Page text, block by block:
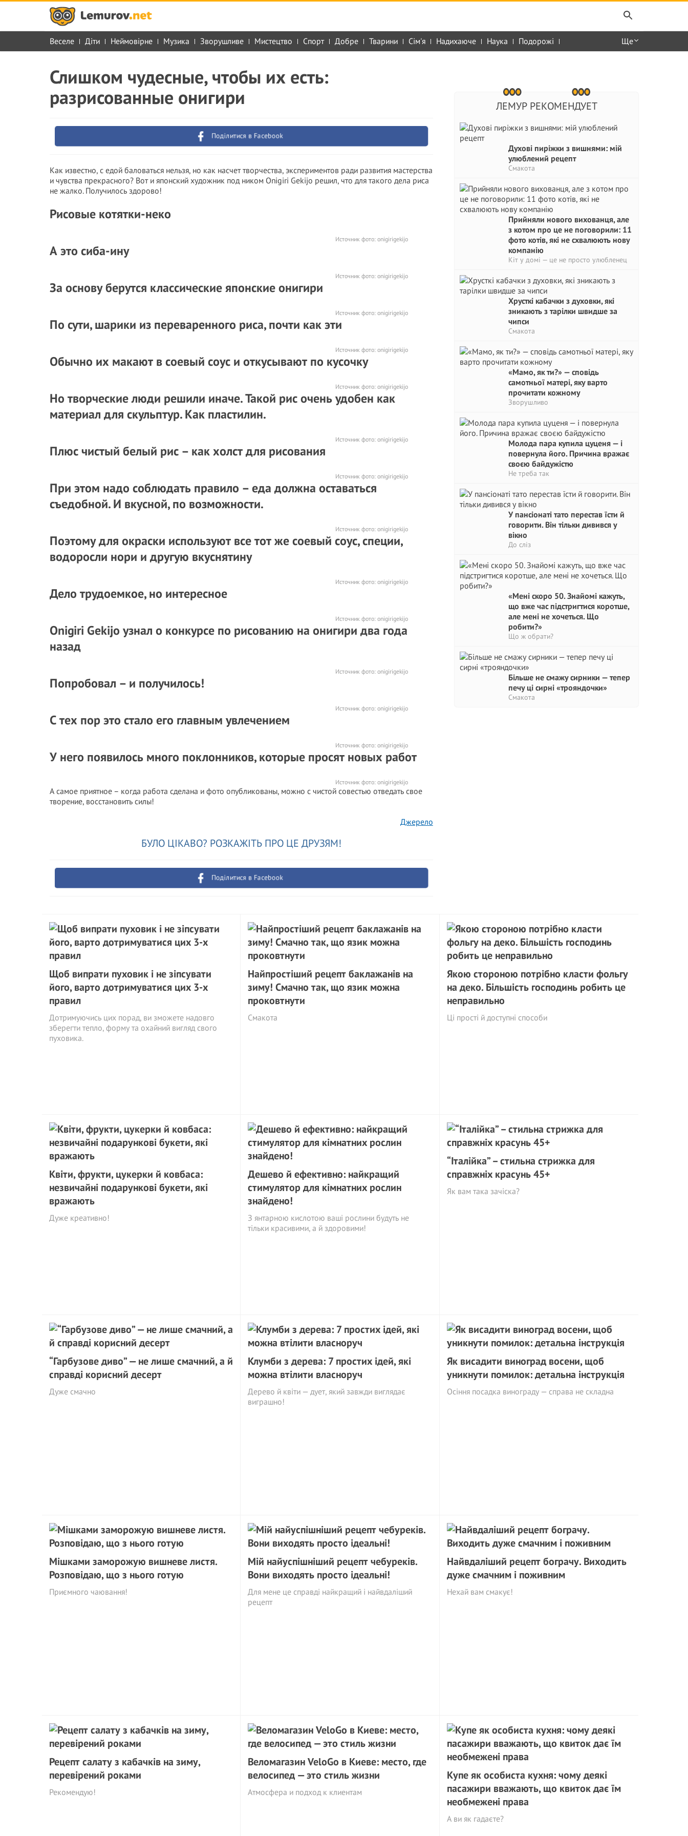
Веселе Діти Неймовірне Музика Зворушливе Мистецтво Спорт Добре Тварини Сім'я Надихаюче Наука Подорожі Ще
ЛЕМУР РЕКОМЕНДУЕТ
Духові пиріжки з вишнями: мій
улюблений рецепт
Смакота
Прийняли нового вихованця, але
з котом про це не поговорили: 11
фото котів, які не схвалюють нову
компанію
Кіт у домі — це не просто улюбленец
Хрусткі кабачки з духовки, які
зникають з тарілки швидше за
чипси
Смакота
«Мамо, як ти?» — сповідь
самотньої матері, яку варто
прочитати кожному
Зворушливо
Молода пара купила цуценя — і
повернула його. Причина вражає
своєю байдужістю
Не треба так
У пансіонаті тато перестав їсти й
говорити. Він тільки дивився у
вікно
До сліз
«Мені скоро 50. Знайомі кажуть,
що вже час підстригтися коротше,
але мені не хочеться. Що
робити?»
Що ж обрати?
Більше не смажу сирники — тепер
печу ці сирні «трояндочки»
Смакота
Слишком чудесные, чтобы их есть:
разрисованные онигири
Поділитися в Facebook
Как известно, с едой баловаться нельзя, но как насчет творчества, экспериментов ради развития мастерства
и чувства прекрасного? Вот и японский художник под ником Onigiri Gekijo решил, что для такого дела риса
не жалко. Получилось здорово!
Рисовые котятки-неко
Источник фото: onigirigekijo
А это сиба-ину
Источник фото: onigirigekijo
За основу берутся классические японские онигири
Источник фото: onigirigekijo
По сути, шарики из переваренного риса, почти как эти
Источник фото: onigirigekijo
Обычно их макают в соевый соус и откусывают по кусочку
Источник фото: onigirigekijo
Но творческие люди решили иначе. Такой рис очень удобен как
материал для скульптур. Как пластилин.
Источник фото: onigirigekijo
Плюс чистый белый рис – как холст для рисования
Источник фото: onigirigekijo
При этом надо соблюдать правило – еда должна оставаться
съедобной. И вкусной, по возможности.
Источник фото: onigirigekijo
Поэтому для окраски используют все тот же соевый соус, специи,
водоросли нори и другую вкуснятину
Источник фото: onigirigekijo
Дело трудоемкое, но интересное
Источник фото: onigirigekijo
Onigiri Gekijo узнал о конкурсе по рисованию на онигири два года
назад
Источник фото: onigirigekijo
Попробовал – и получилось!
Источник фото: onigirigekijo
С тех пор это стало его главным увлечением
Источник фото: onigirigekijo
У него появилось много поклонников, которые просят новых работ
Источник фото: onigirigekijo
А самое приятное – когда работа сделана и фото опубликованы, можно с чистой совестью отведать свое
творение, восстановить силы!
Джерело
БУЛО ЦІКАВО? РОЗКАЖІТЬ ПРО ЦЕ ДРУЗЯМ!
Поділитися в Facebook
Щоб випрати пуховик і не зіпсувати
його, варто дотримуватися цих 3-х
правил
Дотримуючись цих порад, ви зможете надовго
зберегти тепло, форму та охайний вигляд свого
пуховика.
Найпростіший рецепт баклажанів на
зиму! Смачно так, що язик можна
проковтнути
Смакота
Якою стороною потрібно класти фольгу
на деко. Більшість господинь робить це
неправильно
Ці прості й доступні способи
Квіти, фрукти, цукерки й ковбаса:
незвичайні подарункові букети, які
вражають
Дуже креативно!
Дешево й ефективно: найкращий
стимулятор для кімнатних рослин
знайдено!
З янтарною кислотою ваші рослини будуть не
тільки красивими, а й здоровими!
“Італійка” – стильна стрижка для
справжніх красунь 45+
Як вам така зачіска?
“Гарбузове диво” — не лише смачний, а й
справді корисний десерт
Дуже смачно
Клумби з дерева: 7 простих ідей, які
можна втілити власноруч
Дерево й квіти — дует, який завжди виглядає
виграшно!
Як висадити виноград восени, щоб
уникнути помилок: детальна інструкція
Осіння посадка винограду — справа не складна
Мішками заморожую вишневе листя.
Розповідаю, що з нього готую
Приємного чаювання!
Мій найуспішніший рецепт чебуреків.
Вони виходять просто ідеальні!
Для мене це справді найкращий і найвдаліший
рецепт
Найвдаліший рецепт бограчу. Виходить
дуже смачним і поживним
Нехай вам смакує!
Рецепт салату з кабачків на зиму,
перевірений роками
Рекомендую!
Веломагазин VeloGo в Киеве: место, где
велосипед — это стиль жизни
Атмосфера и подход к клиентам
Купе як особиста кухня: чому деякі
пасажири вважають, що квиток дає їм
необмежені права
А ви як гадаєте?